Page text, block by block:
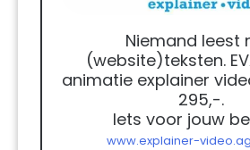
Niemand leest
(website)teksten.
animatie explainer
295,-.
Iets voor jouw
www.explainer-